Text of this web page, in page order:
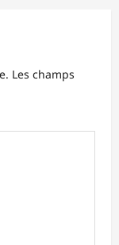
Les champs